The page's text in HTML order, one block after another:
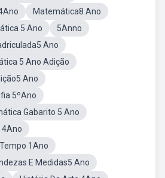
Matemática8 Ano
5 Ano
5Anno
Ano
5 Ano Adição
Ano
5ºAno
Gabarito 5 Ano
4Ano
1Ano
E Medidas5 Ano